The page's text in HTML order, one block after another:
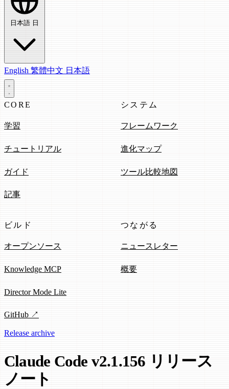
日本語 日
English 繁體中文 日本語
CORE
学習
チュートリアル
ガイド
記事
システム
フレームワーク
進化マップ
ツール比較地図
ビルド
オープンソース
Knowledge MCP
Director Mode Lite
GitHub ↗
つながる
ニュースレター
概要
Release archive
Claude Code v2.1.156 リリース
ノート